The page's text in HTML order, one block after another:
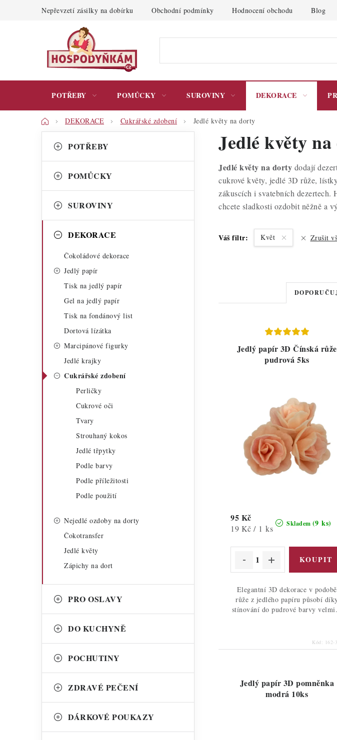
Nepřevzetí zásilky na dobírku Obchodní podmínky Hodnocení obchodu Blog
POTŘEBY POMŮCKY SUROVINY DEKORACE
DomůDEKORACE Cukrářské zdobení Jedlé květy na dorty
o
t
r
e
l
kategorie
a
e
o
POTŘEBY
POMŮCKY
SUROVINY
DEKORACE
Čokoládové dekorace
Jedlý papír
Tisk na jedlý papír
Gel na jedlý papír
Tisk na fondánový list
Dortová lízátka
Marcipánové figurky
Jedlé krajky
Cukrářské zdobení
Perličky
Cukrové oči
Tvary
Strouhaný kokos
Jedlé třpytky
Podle barvy
Podle příležitosti
Podle použití
Nejedlé ozdoby na dorty
Čokotransfer
Jedlé květy
Zápichy na dort
PRO OSLAVY
DO KUCHYNĚ
POCHUTINY
ZDRAVÉ PEČENÍ
DÁRKOVÉ POUKAZY
Jedlé květy
Jedlé květy na dorty dodají
cukrové květy, jedlé 3D růže,
zákuscích i svatebních dezertech.
chcete sladkosti ozdobit něžně a
Váš filtr: Květ Zrušit
Ř
a
z
e
n
p
r
o
d
t
Jedlý papír 3D Čínská růže
pudrová 5ks
Skladem (9 ks)
95 Kč
Měrná
19 Kč / 1 ks
Elegantní 3D dekorace v podobě
růže z jedlého papíru působí
stínování do pudrové barvy
Kód: 162-
Jedlý papír 3D pomněnka
modrá 10ks